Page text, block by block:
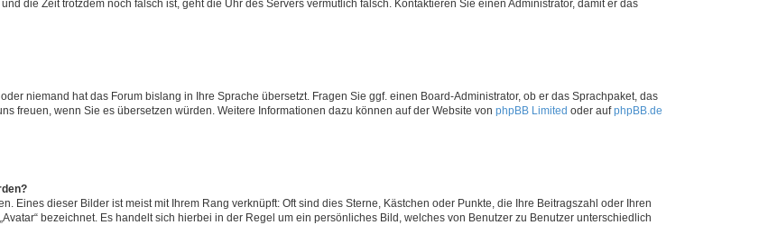
die Zeit trotzdem noch falsch ist, geht die Uhr des Servers vermutlich falsch. Kontaktieren Sie einen Administrator, damit er das
niemand hat das Forum bislang in Ihre Sprache übersetzt. Fragen Sie ggf. einen Board-Administrator, ob er das Sprachpaket, das
freuen, wenn Sie es übersetzen würden. Weitere Informationen dazu können auf der Website von phpBB Limited oder aufphpBB.de
Eines dieser Bilder ist meist mit Ihrem Rang verknüpft: Oft sind dies Sterne, Kästchen oder Punkte, die Ihre Beitragszahl oder Ihren
bezeichnet. Es handelt sich hierbei in der Regel um ein persönliches Bild, welches von Benutzer zu Benutzer unterschiedlich